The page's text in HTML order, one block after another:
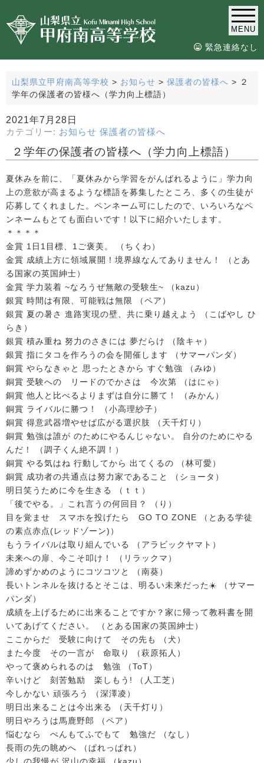
MENU
緊急連絡なし
山梨県立甲府南高等学校 > お知らせ > 保護者の皆様へ > ２
学年の保護者の皆様へ（学力向上標語）
2021年7月28日
カテゴリー: お知らせ 保護者の皆様へ
２学年の保護者の皆様へ（学力向上標語）
夏休みを前に、「夏休みから学習をがんばれるように」学力向
上の意欲が高まるような標語を募集したところ、多くの生徒が
応募してくれました。ペンネーム可にしたので、いろいろなペ
ンネームもとても面白いです！以下に紹介いたします。
＊＊＊＊
金賞 1日1目標、1ご褒美。 （ちくわ）
金賞 成績上方に領域展開！境界線なんてありません！ （とあ
る国家の英国紳士）
金賞 学力装着 ~なろうぜ無敵の受験生~ （kazu）
銀賞 時間は有限、可能戦は無限 （ペア）
銀賞 夏の暑さ 進路実現の壁、共に乗り越えよう （こばやし ひ
らき）
銀賞 積み重ね 努力のさきには 夢だらけ （陰キャ）
銀賞 指にタコを作ろうの会を開催します （サマーパンダ）
銅賞 やらなきゃと 思ったときから すぐ勉強 （みゆ）
銅賞 受験への リードのでかさは 今次第 （はにゃ）
銅賞 他人と比べるよりまずは自分に勝て！ （みかん）
銅賞 ライバルに勝つ！ （小高理紗子）
銅賞 得意武器増やせば広がる選択肢 （天千灯り）
銅賞 勉強は誰が のためにやるんじゃない。 自分のためにやる
んだ！ （調子くん絶不調！）
銅賞 やる気はね 行動してから 出てくるの （林可愛）
銅賞 成功者の共通点は努力家であること （ショータ）
明日笑うために今を生きる （ｔｔ）
「後でやる。」これ言うの何回目？ （り）
目を覚ませ スマホを投げたら GO TO ZONE （とある学徒
の素点赤点(レッドゾーン)）
もうライバルは取り組んでいる （アラビックヤマト）
未来への扉、今こそ叩け！ （リラックマ）
諦めずかめのようにコツコツと （南葵）
長いトンネルを抜けるとそこは、明るい未来だった☀️ （サマー
パンダ）
成績を上げるために出来ることですか？家に帰って教科書を開
いてあげてください。 （とある国家の英国紳士）
ここからだ 受験に向けて その先も （犬）
また今度 その一言が 命取り （萩原拓人）
やって褒められるのは 勉強 （ToT）
辛いけど 刻苦勉励 楽しもう! （人工芝）
今しかない 頑張ろう （深澤凌）
明日出来ることは今出来る （天千灯り）
明日やろうは馬鹿野郎 （ペア）
悩むなら ぺんもてふでもて 勉強だ （なし）
長雨の先の眺めへ （ぱれっぱれ）